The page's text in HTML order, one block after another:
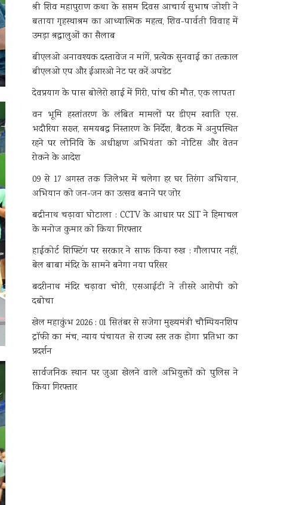
श्री शिव महापुराण कथा के सप्तम दिवस आचार्य सुभाष जोशी ने
बताया गृहस्थाश्रम का आध्यात्मिक महत्व, शिव-पार्वती विवाह में
उमड़ा श्रद्धालुओं का सैलाब
बीएलओ अनावश्यक दस्तावेज न मांगें, प्रत्येक सुनवाई का तत्काल
बीएलओ एप और ईआरओ नेट पर करें अपडेट
देवप्रयाग के पास बोलेरो खाई में गिरी, पांच की मौत, एक लापता
वन भूमि हस्तांतरण के लंबित मामलों पर डीएम स्वाति एस.
भदौरिया सख्त, समयबद्ध निस्तारण के निर्देश, बैठक में अनुपस्थित
रहने पर लोनिवि के अधीक्षण अभियंता को नोटिस और वेतन
रोकने के आदेश
09 से 17 अगस्त तक जिलेभर में चलेगा हर घर तिरंगा अभियान,
अभियान को जन-जन का उत्सव बनाने पर जोर
बद्रीनाथ चढ़ावा घोटाला : CCTV के आधार पर SIT ने हिमाचल
के मनोज कुमार को किया गिरफ्तार
हाईकोर्ट शिफ्टिंग पर सरकार ने साफ किया रुख : गौलापार नहीं,
बेल बाबा मंदिर के सामने बनेगा नया परिसर
बदरीनाथ मंदिर चढ़ावा चोरी, एसआईटी ने तीसरे आरोपी को
दबोचा
खेल महाकुंभ 2026 : 01 सितंबर से सजेगा मुख्यमंत्री चौम्पियनशिप
ट्रॉफी का मंच, न्याय पंचायत से राज्य स्तर तक होगा प्रतिभा का
प्रदर्शन
सार्वजनिक स्थान पर जुआ खेलने वाले अभियुक्तों को पुलिस ने
किया गिरफ्तार